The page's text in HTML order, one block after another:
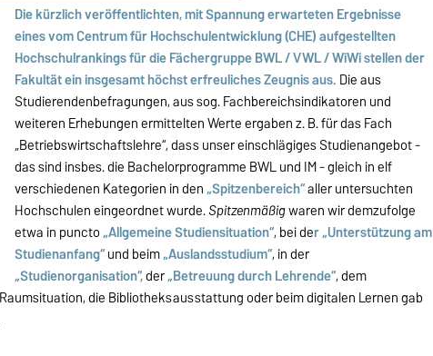
Die kürzlich veröffentlichten, mit Spannung erwarteten Ergebnisse
eines vom Centrum für Hochschulentwicklung (CHE) aufgestellten
Hochschulrankings für die Fächergruppe BWL / VWL / WiWi stellen der
Fakultät ein insgesamt höchst erfreuliches Zeugnis aus. Die aus
Studierendenbefragungen, aus sog. Fachbereichsindikatoren und
weiteren Erhebungen ermittelten Werte ergaben z. B. für das Fach
„Betriebswirtschaftslehre“, dass unser einschlägiges Studienangebot -
das sind insbes. die Bachelorprogramme BWL und IM - gleich in elf
verschiedenen Kategorien in den„Spitzenbereich“aller untersuchten
Hochschulen eingeordnet wurde.Spitzenmäßigwaren wir demzufolge
etwa in puncto„Allgemeine Studiensituation“, bei der „Unterstützung am
Studienanfang“und beim„Auslandsstudium“, in der
„Studienorganisation“,der„Betreuung durch Lehrende“, dem
die Bibliotheksausstattung oder beim digitalen Lernen gab